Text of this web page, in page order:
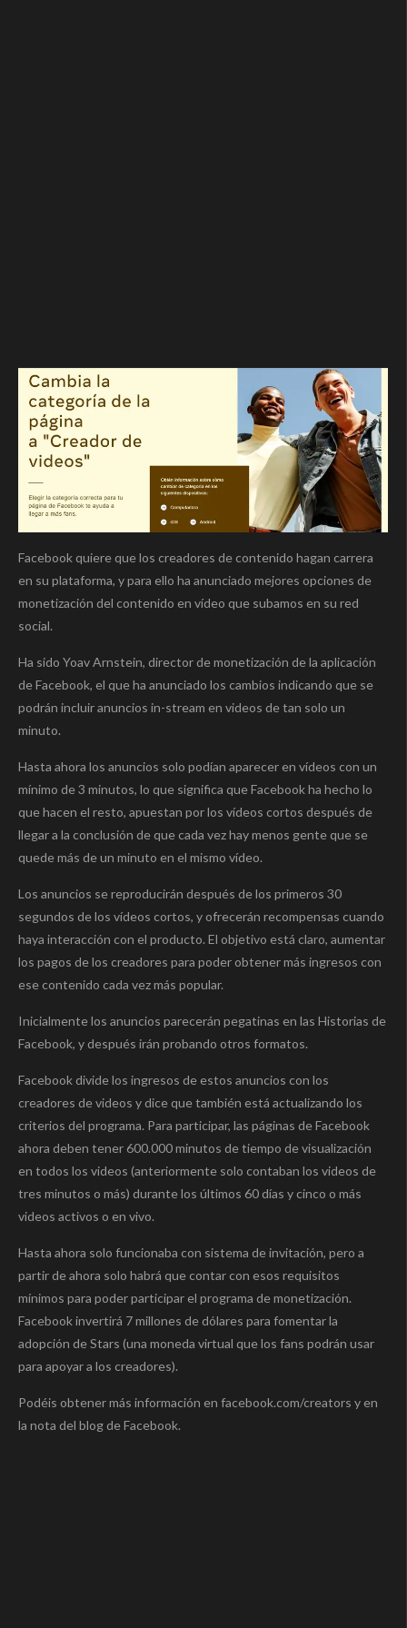
Facebook quiere que los creadores de contenido hagan carrera
en su plataforma, y para ello ha anunciado mejores opciones de
monetización del contenido en vídeo que subamos en su red
social.
Ha sido Yoav Arnstein, director de monetización de la aplicación
de Facebook, el que ha anunciado los cambios indicando que se
podrán incluir anuncios in-stream en videos de tan solo un
minuto.
Hasta ahora los anuncios solo podían aparecer en vídeos con un
mínimo de 3 minutos, lo que significa que Facebook ha hecho lo
que hacen el resto, apuestan por los vídeos cortos después de
llegar a la conclusión de que cada vez hay menos gente que se
quede más de un minuto en el mismo vídeo.
Los anuncios se reproducirán después de los primeros 30
segundos de los vídeos cortos, y ofrecerán recompensas cuando
haya interacción con el producto. El objetivo está claro, aumentar
los pagos de los creadores para poder obtener más ingresos con
ese contenido cada vez más popular.
Inicialmente los anuncios parecerán pegatinas en las Historias de
Facebook, y después irán probando otros formatos.
Facebook divide los ingresos de estos anuncios con los
creadores de videos y dice que también está actualizando los
criterios del programa. Para participar, las páginas de Facebook
ahora deben tener 600.000 minutos de tiempo de visualización
en todos los videos (anteriormente solo contaban los videos de
tres minutos o más) durante los últimos 60 días y cinco o más
videos activos o en vivo.
Hasta ahora solo funcionaba con sistema de invitación, pero a
partir de ahora solo habrá que contar con esos requisitos
mínimos para poder participar el programa de monetización.
Facebook invertirá 7 millones de dólares para fomentar la
adopción de Stars (una moneda virtual que los fans podrán usar
para apoyar a los creadores).
Podéis obtener más información en facebook.com/creators y en
la nota del blog de Facebook.